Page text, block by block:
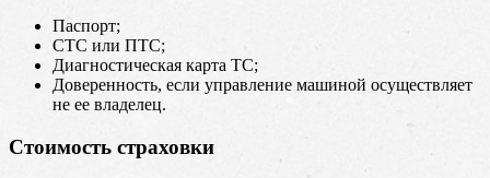
Паспорт;
СТС или ПТС;
Диагностическая карта ТС;
Доверенность, если управление машиной осуществляет
не ее владелец.
Стоимость страховки